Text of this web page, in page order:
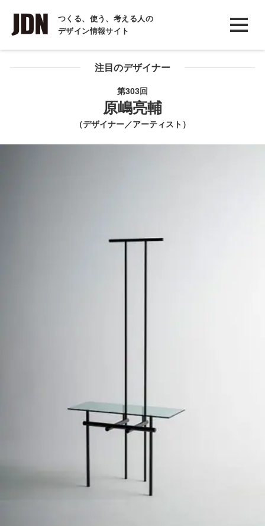
つくる、使う、考える人の
デザイン情報サイト
INTERVIEW
インタビュー
REPORT 注目のデザイナー
第303回
原嶋亮輔
（デザイナー／アーティスト）